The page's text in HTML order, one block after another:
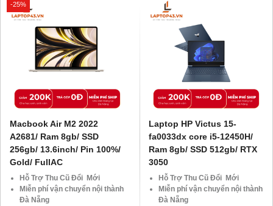
-25%
Macbook Air M2 2022
A2681/ Ram 8gb/ SSD
256gb/ 13.6inch/ Pin 100%/
Gold/ FullAC
Hỗ Trợ Thu Cũ Đổi Mới
Miễn phí vận chuyển nội thành
Đà Nẵng
Laptop HP Victus 15-
fa0033dx core i5-12450H/
Ram 8gb/ SSD 512gb/ RTX
3050
Hỗ Trợ Thu Cũ Đổi Mới
Miễn phí vận chuyển nội thành
Đà Nẵng